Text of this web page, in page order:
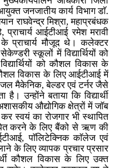
जनजातीय कार्य विभाग डाॅ.
राघवेन्द्र मिश्रा, महाप्रबंधक
प्राचार्य आईटीआई रमेश मरावी
प्राचार्य मौजूद थे। कलेक्टर
स्कूलों में विद्यार्थियों को
को कौशल विकास के
विकास के लिए आईटीआई में
मैकेनिक, बेल्डर एवं टर्नर जैसे
उन्होंने बताया कि विद्यार्थी
औद्योगिक क्षेत्रों में जाॅब
स्वयं का रोजगार भी स्थापित
करने के लिए बैंको से ऋण की
पाॅलिटेक्निक काॅलेज एवं
के लिए व्यापक प्रचार प्रसार
कौशल विकास के लिए उक्त